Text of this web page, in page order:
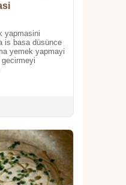
yapmasini
is basa düsünce
yemek yapmayi